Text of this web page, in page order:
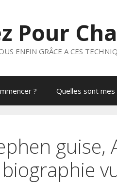
Pour
ENFIN GRÂCE A CES
? Quelles sont mes
guise,